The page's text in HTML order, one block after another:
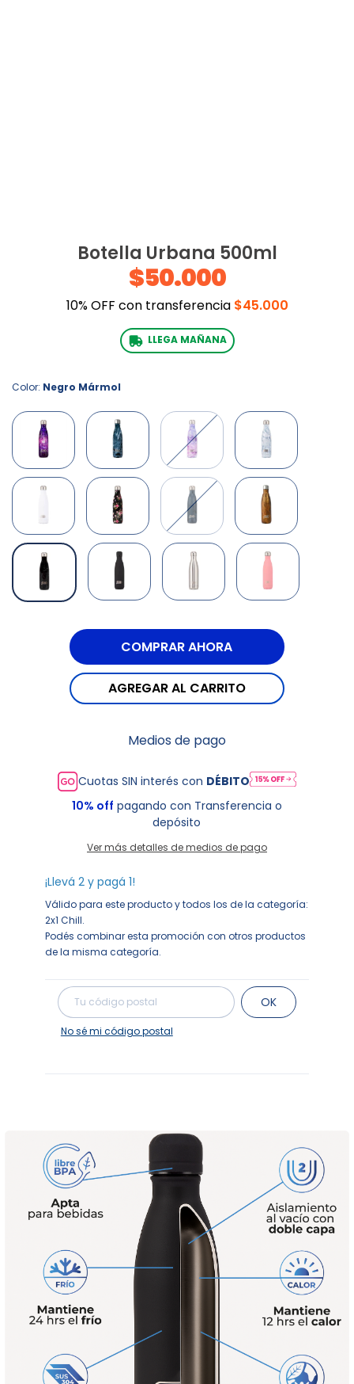
Botella Urbana 500ml
$50.000
10% OFF con transferencia $45.000
LLEGA MAÑANA
Color: Negro Mármol
Medios de pago
Cuotas SIN interés con DÉBITO
10% off pagando con Transferencia o
depósito
Ver más detalles de medios de pago
¡Llevá 2 y pagá 1!
Válido para este producto y todos los de la categoría:
2x1 Chill.
Podés combinar esta promoción con otros productos
de la misma categoría.
Entregas para el CP: Cambiar CP
OK
No sé mi código postal